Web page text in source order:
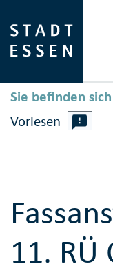
Sie befinden
Vorlesen
11.